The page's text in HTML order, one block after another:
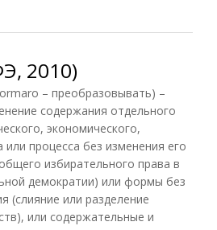
2010)
– преобразовывать) –
содержания отдельного
экономического,
или процесса без изменения его
избирательного права в
демократии) или формы без
(слияние или разделение
или содержательные и